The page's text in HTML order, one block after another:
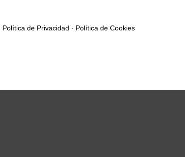
Política de Privacidad · Política de Cookies